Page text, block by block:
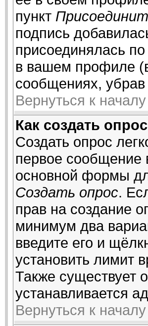
пункт
подпись
присоединялась
в вашем профиле
сообщениях, убрав
Вернуться к началу
Как создать
Создать опрос
первое сообщение
основной формы
Создать опрос.
прав на создание
минимум два
введите его и
установить лимит
Также существует
устанавливается
Вернуться к началу